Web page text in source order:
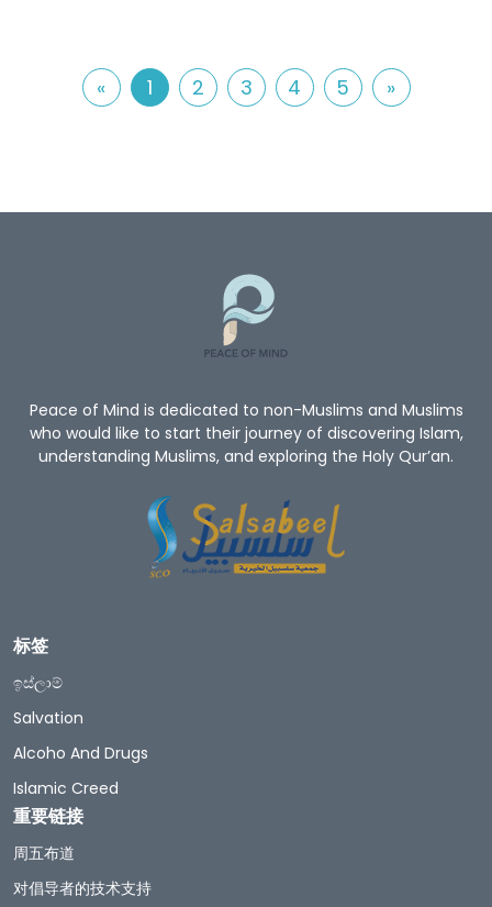
« 1 2 3 4 5 »
Peace of Mind is dedicated to non-Muslims and Muslims
who would like to start their journey of discovering Islam,
understanding Muslims, and exploring the Holy Qur’an.
标签
ඉස්ලාම්
Salvation
Alcoho And Drugs
Islamic Creed
重要链接
周五布道
对倡导者的技术支持